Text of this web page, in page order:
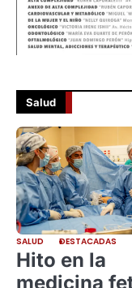
Salud
SALUD DESTACADAS
Hito en la
medicina